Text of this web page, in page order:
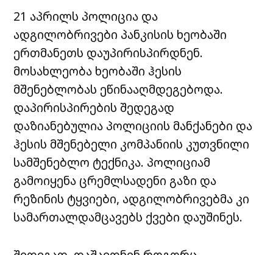
21 აპრილს პოლიცია და
ადგილობრივები პანკისის ხეობაში
ერთმანეთს დაუპირისპირდნენ.
მოსახლეობა ხეობაში ჰესის
მშენებლობას ეწინააღმდეგებოდა.
დაპირისპირების შედეგად
დაზიანებულია პოლიციის მანქანები და
ჰესის მშენებელი კომპანიის კუთვნილი
სამშენებლო ტექნიკა. პოლიციამ
გამოიყენა ცრემლსადენი გაზი და
რეზინის ტყვიები, ადგილობრივებმა კი
სამართალდამცავებს ქვები დაუშინეს.